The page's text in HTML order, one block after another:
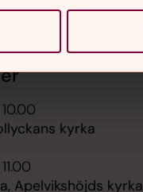
kyrka
Apelvikshöjds kyrka